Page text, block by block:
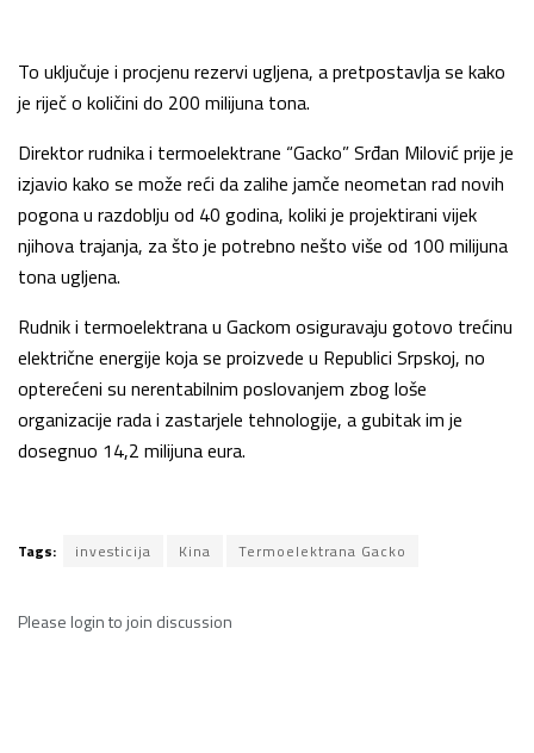
To uključuje i procjenu rezervi ugljena, a pretpostavlja se kako
je riječ o količini do 200 milijuna tona.
Direktor rudnika i termoelektrane “Gacko” Srđan Milović prije je
izjavio kako se može reći da zalihe jamče neometan rad novih
pogona u razdoblju od 40 godina, koliki je projektirani vijek
njihova trajanja, za što je potrebno nešto više od 100 milijuna
tona ugljena.
Rudnik i termoelektrana u Gackom osiguravaju gotovo trećinu
električne energije koja se proizvede u Republici Srpskoj, no
opterećeni su nerentabilnim poslovanjem zbog loše
organizacije rada i zastarjele tehnologije, a gubitak im je
dosegnuo 14,2 milijuna eura.
Tags: investicija Kina Termoelektrana Gacko
Please loginto join discussion